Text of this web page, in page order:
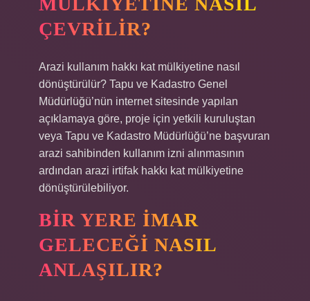
ÇEVRILIR?
Arazi kullanım hakkı kat mülkiyetine nasıl
dönüştürülür? Tapu ve Kadastro Genel
Müdürlüğü’nün internet sitesinde yapılan
açıklamaya göre, proje için yetkili kuruluştan
veya Tapu ve Kadastro Müdürlüğü’ne başvuran
arazi sahibinden kullanım izni alınmasının
ardından arazi irtifak hakkı kat mülkiyetine
dönüştürülebiliyor.
BIR YERE IMAR
GELECEĞI NASIL
ANLAŞILIR?